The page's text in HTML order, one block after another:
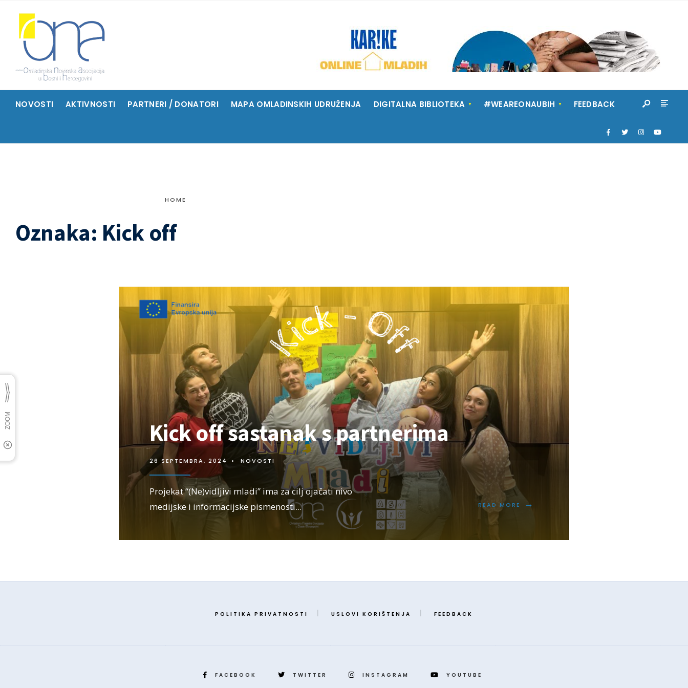
NOVOSTI AKTIVNOSTI PARTNERI / DONATORI MAPA OMLADINSKIH UDRUŽENJA DIGITALNA BIBLIOTEKA #WEAREONAUBIH FEEDBACK
HOME
Oznaka: Kick off
Kick off sastanak s partnerima
26 SEPTEMBRA, 2024 • NOVOSTI
Projekat “(Ne)vidljivi mladi” ima za cilj ojačati nivo
medijske i informacijske pismenosti... READ MORE →
POLITIKA PRIVATNOSTI USLOVI KORIŠTENJA FEEDBACK
FACEBOOK TWITTER INSTAGRAM YOUTUBE